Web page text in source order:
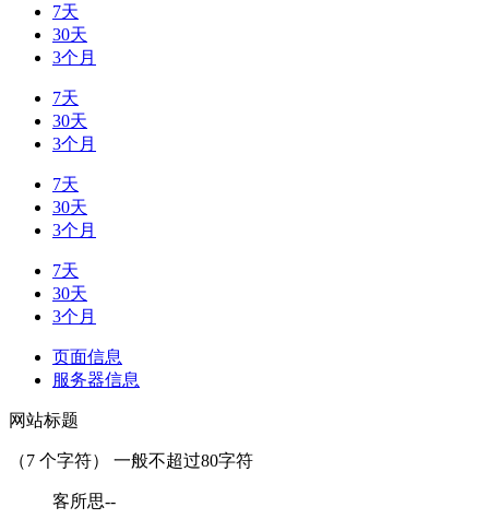
7天
30天
3个月
7天
30天
3个月
7天
30天
3个月
7天
30天
3个月
页面信息
服务器信息
网站标题
（7 个字符） 一般不超过80字符
客所思--